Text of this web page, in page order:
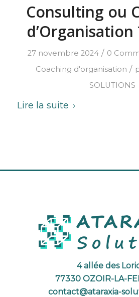
Consulting ou
d’Organisation
27 novembre 2024 / 0
Coaching d'organisation /
SOLUTIONS
Lire la suite
4 allée des
77330 OZOIR-LA-
contact@ataraxia-